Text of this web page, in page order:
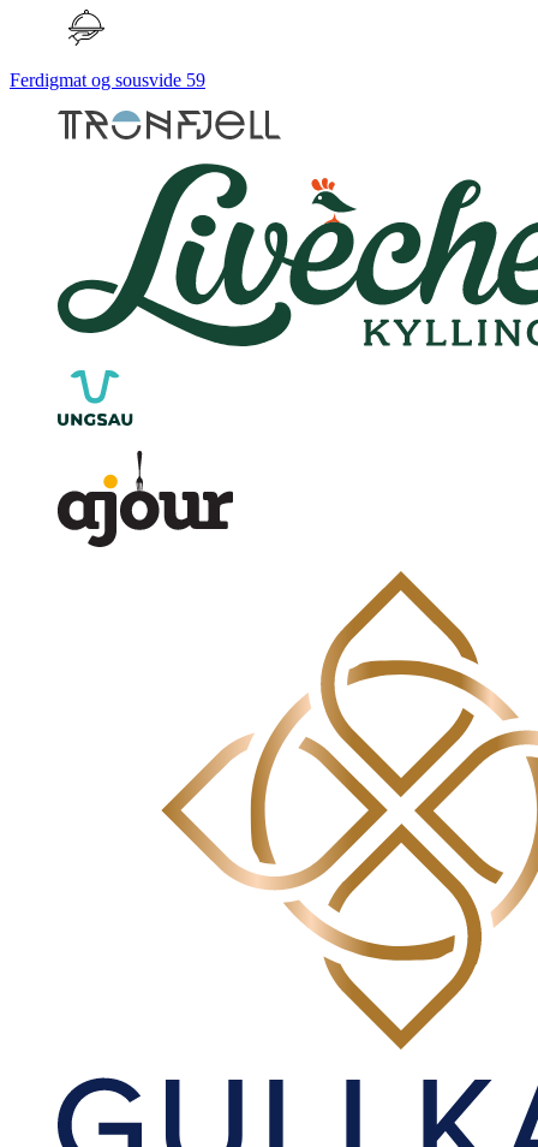
Ferdigmat og sousvide 59